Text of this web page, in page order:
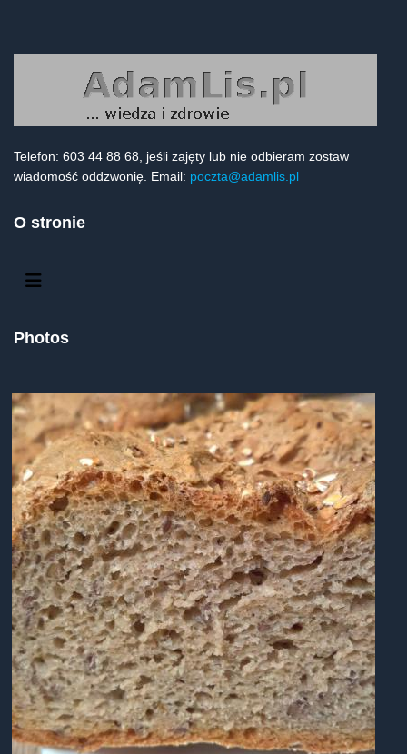
Telefon: 603 44 88 68, jeśli zajęty lub nie odbieram zostaw
wiadomość oddzwonię. Email: poczta@adamlis.pl
O stronie
Photos